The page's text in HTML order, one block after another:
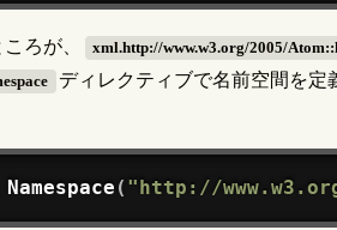
ろが、 xml.http://www.w3.org/2005/
ディレクティブで名前空間を定
Namespace ( "http://